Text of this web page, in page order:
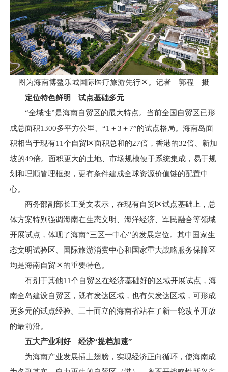
图为海南博鳌乐城国际医疗旅游先行区。记者 郭程 摄
定位特色鲜明 试点基础多元
“全域性”是海南自贸区的最大特点。当前全国自贸区已形
成总面积1300多平方公里、“1＋3＋7”的试点格局。海南岛面
积相当于现有11个自贸区面积总和的27倍，香港的32倍、新加
坡的49倍。面积更大的土地、市场规模便于系统集成，易于规
划和理顺管理框架，更有条件建成全球资源价值链的配置中
心。
商务部副部长王受文表示，在现有自贸区试点基础上，总
体方案特别强调海南在生态文明、海洋经济、军民融合等领域
开展试点，体现了海南“三区一中心”的发展定位。其中国家生
态文明试验区、国际旅游消费中心和国家重大战略服务保障区
均是海南自贸区的重要特色。
有别于其他11个自贸区在经济基础好的区域开展试点，海
南全岛建设自贸区，既有发达区域，也有欠发达区域，可形成
更多元的试点经验。三十而立的海南省站在了新一轮改革开放
的最前沿。
五大产业利好 经济“提档加速”
为海南产业发展插上翅膀，实现经济正向循环，使海南成